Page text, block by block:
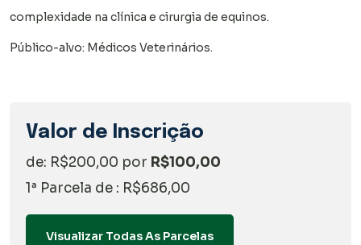
complexidade na clínica e cirurgia de equinos.
Público-alvo: Médicos Veterinários.
Valor de Inscrição
de: R$200,00 por R$100,00
1ª Parcela de : R$686,00
Visualizar Todas As Parcelas